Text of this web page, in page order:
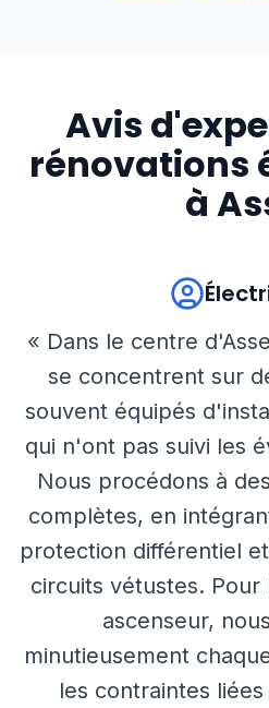
Avis
rénovations
à
« Dans le centre
se concentrent sur
souvent équipés
qui n'ont pas suivi les
Nous procédons à
complètes, en
protection différentiel
circuits vétustes. Pour
ascenseur,
minutieusement
les contraintes